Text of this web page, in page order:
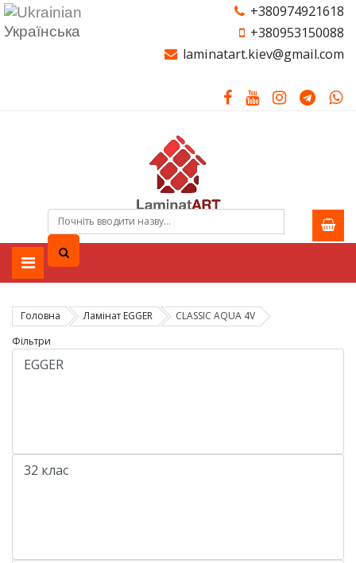
Українська
+380974921618
+380953150088
laminatart.kiev@gmail.com
Головна Ламiнат EGGER
CLASSIC AQUA 4V
Фільтри